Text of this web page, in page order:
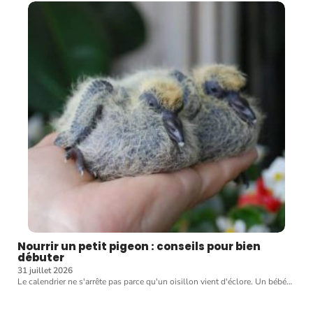
Nourrir un petit pigeon : conseils pour bien
débuter
31 juillet 2026
Le calendrier ne s'arrête pas parce qu'un oisillon vient d'éclore. Un bébé…